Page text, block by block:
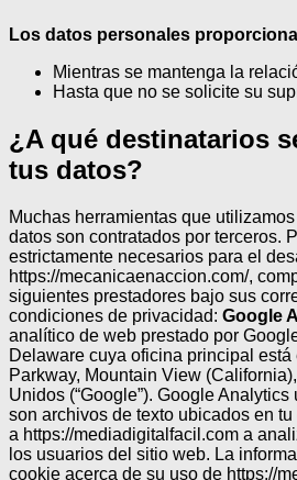
Los datos personales
Mientras se mantenga la
Hasta que no se solicite su
¿A qué destinatarios
tus datos?
Muchas herramientas que
datos son contratados por terceros.
estrictamente necesarios para el
https://mecanicaenaccion.com/,
siguientes prestadores bajo sus
condiciones de privacidad: Google
analítico de web prestado por
Delaware cuya oficina principal
Parkway, Mountain View
Unidos (“Google”). Google Analytics
son archivos de texto ubicados en
a https://mediadigitalfacil.com a
los usuarios del sitio web. La
cookie acerca de su uso de https://